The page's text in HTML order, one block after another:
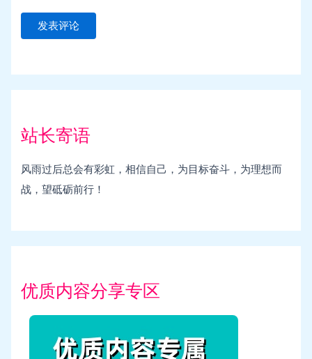
站长寄语
风雨过后总会有彩虹，相信自己，为目标奋斗，为理想而
战，望砥砺前行！
优质内容分享专区